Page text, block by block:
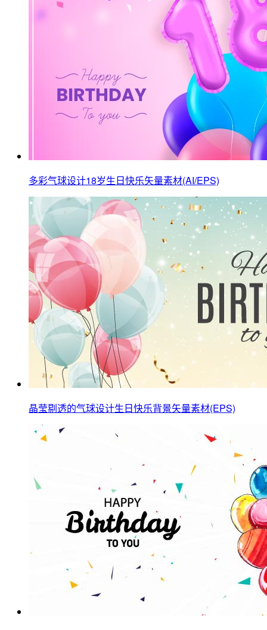
多彩气球设计18岁生日快乐矢量素材(AI/EPS)
晶莹剔透的气球设计生日快乐背景矢量素材(EPS)